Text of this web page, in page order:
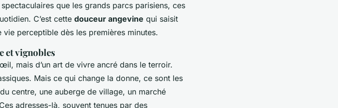
que les grands parcs parisiens, ces
C’est cette douceur angevine qui saisit
perceptible dès les premières minutes.
et vignobles
mais d’un art de vivre ancré dans le terroir.
Mais ce qui change la donne, ce sont les
centre, une auberge de village, un marché
adresses-là, souvent tenues par des